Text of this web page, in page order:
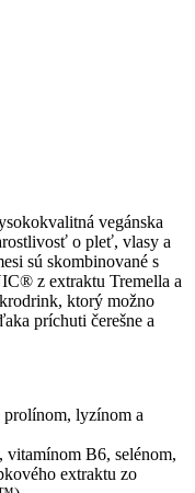
vegánska
o pleť, vlasy a
sú skombinované s
z extraktu Tremella a
ktorý možno
príchuti čerešne a
prolínom, lyzínom a
vitamínom B6, selénom,
extraktu zo